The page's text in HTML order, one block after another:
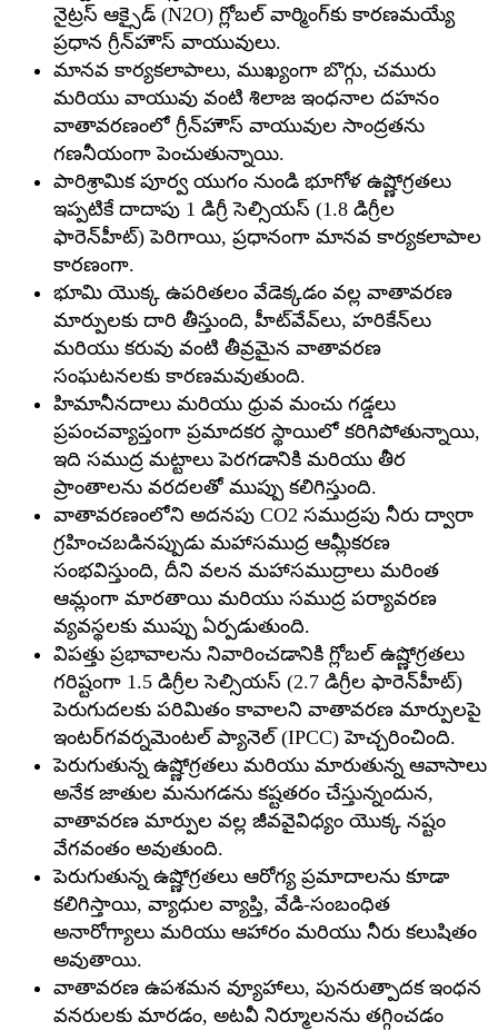
నైట్రస్ ఆక్సైడ్ (N2O) గ్లోబల్ వార్మింగ్‌కు కారణమయ్యే
ప్రధాన గ్రీన్‌హౌస్ వాయువులు.
మానవ కార్యకలాపాలు, ముఖ్యంగా బొగ్గు, చమురు
మరియు వాయువు వంటి శిలాజ ఇంధనాల దహనం
వాతావరణంలో గ్రీన్‌హౌస్ వాయువుల సాంద్రతను
గణనీయంగా పెంచుతున్నాయి.
పారిశ్రామిక పూర్వ యుగం నుండి భూగోళ ఉష్ణోగ్రతలు
ఇప్పటికే దాదాపు 1 డిగ్రీ సెల్సియస్ (1.8 డిగ్రీల
ఫారెన్‌హీట్) పెరిగాయి, ప్రధానంగా మానవ కార్యకలాపాల
కారణంగా.
భూమి యొక్క ఉపరితలం వేడెక్కడం వల్ల వాతావరణ
మార్పులకు దారి తీస్తుంది, హీట్‌వేవ్‌లు, హరికేన్‌లు
మరియు కరువు వంటి తీవ్రమైన వాతావరణ
సంఘటనలకు కారణమవుతుంది.
హిమానీనదాలు మరియు ధ్రువ మంచు గడ్డలు
ప్రపంచవ్యాప్తంగా ప్రమాదకర స్థాయిలో కరిగిపోతున్నాయి,
ఇది సముద్ర మట్టాలు పెరగడానికి మరియు తీర
ప్రాంతాలను వరదలతో ముప్పు కలిగిస్తుంది.
వాతావరణంలోని అదనపు CO2 సముద్రపు నీరు ద్వారా
గ్రహించబడినప్పుడు మహాసముద్ర ఆమ్లీకరణ
సంభవిస్తుంది, దీని వలన మహాసముద్రాలు మరింత
ఆమ్లంగా మారతాయి మరియు సముద్ర పర్యావరణ
వ్యవస్థలకు ముప్పు ఏర్పడుతుంది.
విపత్తు ప్రభావాలను నివారించడానికి గ్లోబల్ ఉష్ణోగ్రతలు
గరిష్టంగా 1.5 డిగ్రీల సెల్సియస్ (2.7 డిగ్రీల ఫారెన్‌హీట్)
పెరుగుదలకు పరిమితం కావాలని వాతావరణ మార్పులపై
ఇంటర్‌గవర్నమెంటల్ ప్యానెల్ (IPCC) హెచ్చరించింది.
పెరుగుతున్న ఉష్ణోగ్రతలు మరియు మారుతున్న ఆవాసాలు
అనేక జాతుల మనుగడను కష్టతరం చేస్తున్నందున,
వాతావరణ మార్పుల వల్ల జీవవైవిధ్యం యొక్క నష్టం
వేగవంతం అవుతుంది.
పెరుగుతున్న ఉష్ణోగ్రతలు ఆరోగ్య ప్రమాదాలను కూడా
కలిగిస్తాయి, వ్యాధుల వ్యాప్తి, వేడి-సంబంధిత
అనారోగ్యాలు మరియు ఆహారం మరియు నీరు కలుషితం
అవుతాయి.
వాతావరణ ఉపశమన వ్యూహాలు, పునరుత్పాదక ఇంధన
వనరులకు మారడం, అటవీ నిర్మూలనను తగ్గించడం